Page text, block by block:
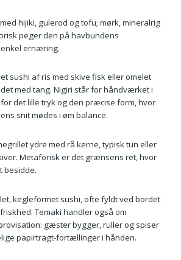
hijiki, gulerod og tofu; mørk, mineralrig
peger den på havbundens
ernæring.
sushi af ris med skive fisk eller omelet
med tang. Nigiri står for håndværket i
det lille tryk og den præcise form, hvor
snit mødes i øm balance.
ydre med rå kerne, typisk tun eller
Metaforisk er det grænsens ret, hvor
besidde.
kegleformet sushi, ofte fyldt ved bordet
Temaki handler også om
gæster bygger, ruller og spiser
papirtragt-fortællinger i hånden.